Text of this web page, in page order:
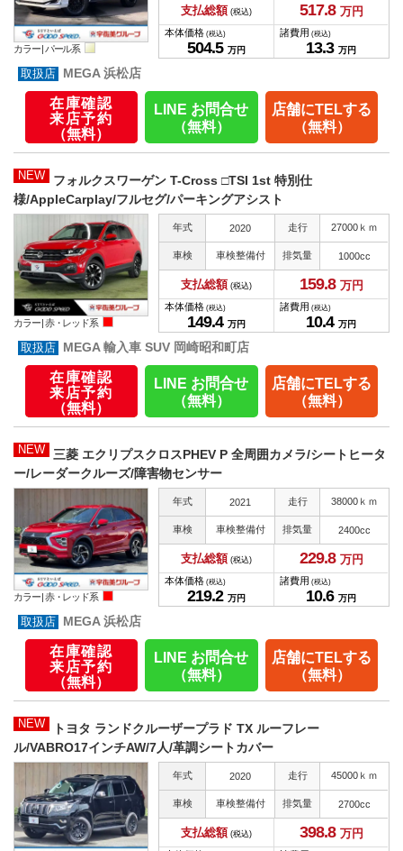
カラー | パール系
支払総額 (税込) 517.8 万円
本体価格 (税込)
504.5 万円
諸費用 (税込)
13.3 万円
MEGA 浜松店
在庫確認
来店予約
（無料）
LINE お問合せ
（無料）
店舗にTELする
（無料）
NEW
フォルクスワーゲン T-Cross □TSI 1st 特別仕
様/AppleCarplay/フルセグ/パーキングアシスト
カラー |赤・レッド系
年式 2020 走行 27000ｋｍ
車検 車検整備付 排気量 1000cc
支払総額 (税込) 159.8 万円
本体価格 (税込)
149.4 万円
諸費用 (税込)
10.4 万円
MEGA 輸入車 SUV 岡崎昭和町店
在庫確認
来店予約
（無料）
LINE お問合せ
（無料）
店舗にTELする
（無料）
NEW
三菱 エクリプスクロスPHEV P 全周囲カメラ/シートヒータ
ー/レーダークルーズ/障害物センサー
カラー |赤・レッド系
年式 2021 走行 38000ｋｍ
車検 車検整備付 排気量 2400cc
支払総額 (税込) 229.8 万円
本体価格 (税込)
219.2 万円
諸費用 (税込)
10.6 万円
MEGA 浜松店
在庫確認
来店予約
（無料）
LINE お問合せ
（無料）
店舗にTELする
（無料）
NEW
トヨタ ランドクルーザープラド TX ルーフレー
ル/VABRO17インチAW/7人/革調シートカバー
年式 2020 走行 45000ｋｍ
車検 車検整備付 排気量 2700cc
支払総額 (税込) 398.8 万円